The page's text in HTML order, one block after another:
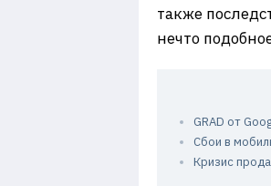
также
нечто
GRAD от
Сбои в
Кризис